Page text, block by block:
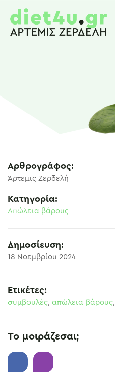
Αρθρογράφος:
Άρτεμις Ζερδελή
Κατηγορία:
Απώλεια βάρους
Δημοσίευση:
18 Νοεμβρίου 2024
Ετικέτες:
συμβουλές, απώλεια βάρους,
Το μοιράζεσαι;